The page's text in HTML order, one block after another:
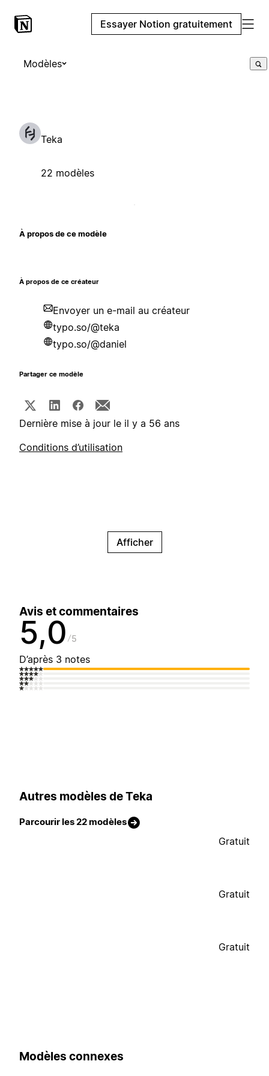
Essayer Notion gratuitement
Modèles
Teka
22 modèles
À propos de ce modèle
À propos de ce créateur
Envoyer un e-mail au créateur
typo.so/@teka
typo.so/@daniel
Partager ce modèle
Dernière mise à jour le il y a 56 ans
Conditions d’utilisation
Afficher
Avis et commentaires
5,0 5
D’après 3 notes
Autres modèles de Teka
Parcourir les 22 modèles
Gratuit
Gratuit
Gratuit
Modèles connexes